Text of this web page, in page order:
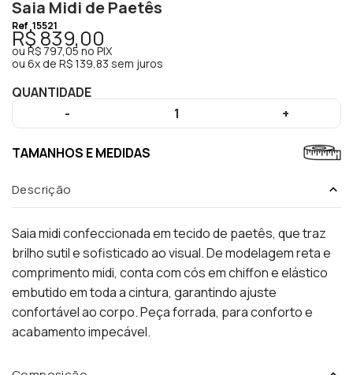
Saia Midi de Paetês
Ref 15521
R$ 839,00
ou R$ 797,05 no PIX
ou 6x de R$ 139,83 sem juros
QUANTIDADE
-
1 +
TAMANHOS E MEDIDAS
Descrição
Saia midi confeccionada em tecido de paetês, que traz
brilho sutil e sofisticado ao visual. De modelagem reta e
comprimento midi, conta com cós em chiffon e elástico
embutido em toda a cintura, garantindo ajuste
confortável ao corpo. Peça forrada, para conforto e
acabamento impecável.